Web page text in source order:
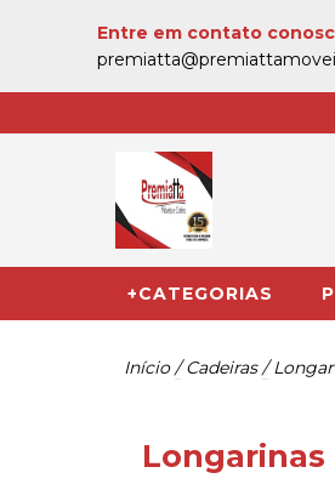
Entre em contato
+CATEGORIAS
Início / Cadeiras/
Longarinas